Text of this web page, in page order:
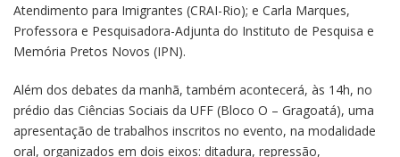
Atendimento para Imigrantes (CRAI-Rio); e Carla Marques,
Professora e Pesquisadora-Adjunta do Instituto de Pesquisa e
Memória Pretos Novos (IPN).
Além dos debates da manhã, também acontecerá, às 14h, no
prédio das Ciências Sociais da UFF (Bloco O – Gragoatá), uma
apresentação de trabalhos inscritos no evento, na modalidade
oral, organizados em dois eixos: ditadura, repressão,